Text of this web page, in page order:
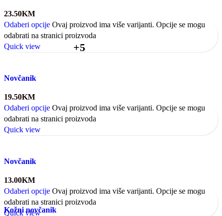
23.50KM
Odaberi opcije Ovaj proizvod ima više varijanti. Opcije se mogu
odabrati na stranici proizvoda
Quick view
+5
Novčanik
19.50KM
Odaberi opcije Ovaj proizvod ima više varijanti. Opcije se mogu
odabrati na stranici proizvoda
Quick view
Novčanik
13.00KM
Odaberi opcije Ovaj proizvod ima više varijanti. Opcije se mogu
odabrati na stranici proizvoda
Quick view
Kožni novčanik